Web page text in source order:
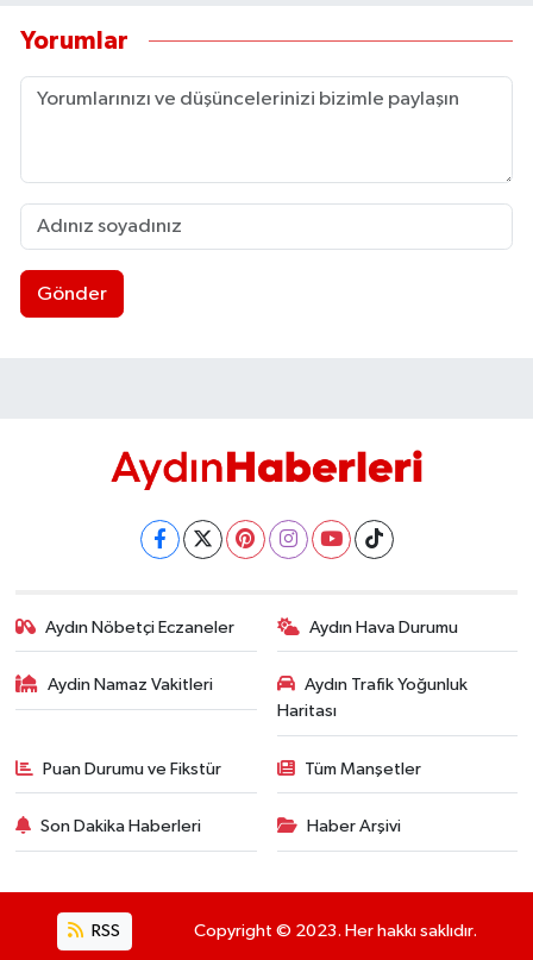
Yorumlar
Gönder
Aydın Nöbetçi Eczaneler Aydın Hava Durumu
Aydin Namaz Vakitleri
Aydın Trafik Yoğunluk
Haritası
Puan Durumu ve Fikstür Tüm Manşetler
Son Dakika Haberleri Haber Arşivi
RSS Copyright © 2023. Her hakkı saklıdır.